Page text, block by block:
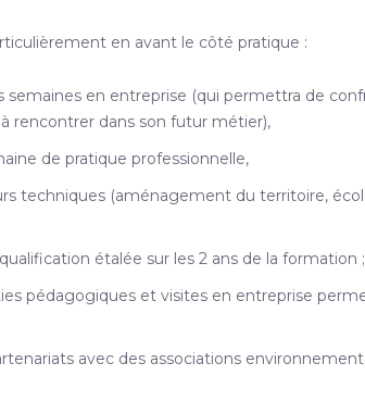
en avant le côté pratique :
semaines en entreprise (qui permettra de
à rencontrer dans son futur métier),
de pratique professionnelle,
techniques (aménagement du territoire,
étalée sur les 2 ans de la formation ;
pédagogiques et visites en entreprise
avec des associations